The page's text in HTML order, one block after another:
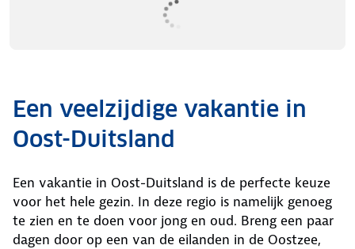
Een veelzijdige vakantie in
Oost-Duitsland
Een vakantie in Oost-Duitsland is de perfecte keuze
voor het hele gezin. In deze regio is namelijk genoeg
te zien en te doen voor jong en oud. Breng een paar
dagen door op een van de eilanden in de Oostzee,